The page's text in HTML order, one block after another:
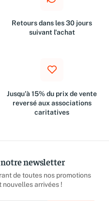
Retours dans les 30 jours
suivant l'achat
Jusqu'à 15% du prix de vente
reversé aux associations
caritatives
newsletter
de toutes nos promotions
arrivées !